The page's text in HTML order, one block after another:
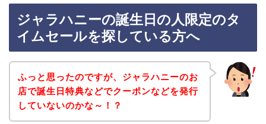
ジャラハニーの誕生日の人限定のタ
イムセールを探している方へ
ふっと思ったのですが、ジャラハニーのお
店で誕生日特典などでクーポンなどを発行
していないのかな～！？